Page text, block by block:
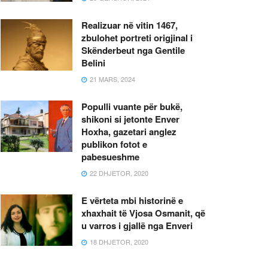
Realizuar në vitin 1467,
zbulohet portreti origjinal i
Skënderbeut nga Gentile
Belini
21 MARS, 2024
Populli vuante për bukë,
shikoni si jetonte Enver
Hoxha, gazetari anglez
publikon fotot e
pabesueshme
22 DHJETOR, 2020
E vërteta mbi historinë e
xhaxhait të Vjosa Osmanit, që
u varros i gjallë nga Enveri
18 DHJETOR, 2020